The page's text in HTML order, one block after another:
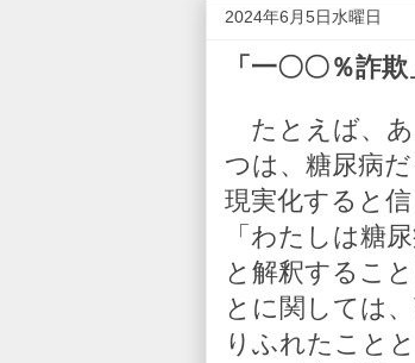
2024年6月5日水曜日
「一〇〇％詐欺
たとえば、あ
つは、糖尿病
現実化すると
「わたしは糖
と解釈するこ
とに関しては
りふれたこと